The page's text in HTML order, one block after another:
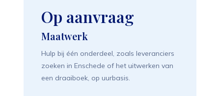
Op aanvraag
Maatwerk
Hulp bij één onderdeel, zoals leveranciers
zoeken in Enschede of het uitwerken van
een draaiboek, op uurbasis.